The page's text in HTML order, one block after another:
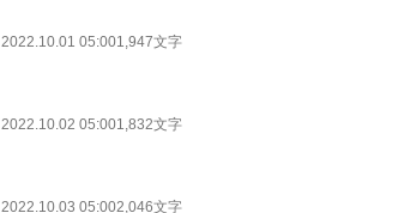
2022.10.01 05:001,947文字
2022.10.02 05:001,832文字
2022.10.03 05:002,046文字